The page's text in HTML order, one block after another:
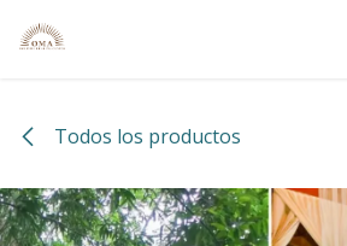
Todos los productos